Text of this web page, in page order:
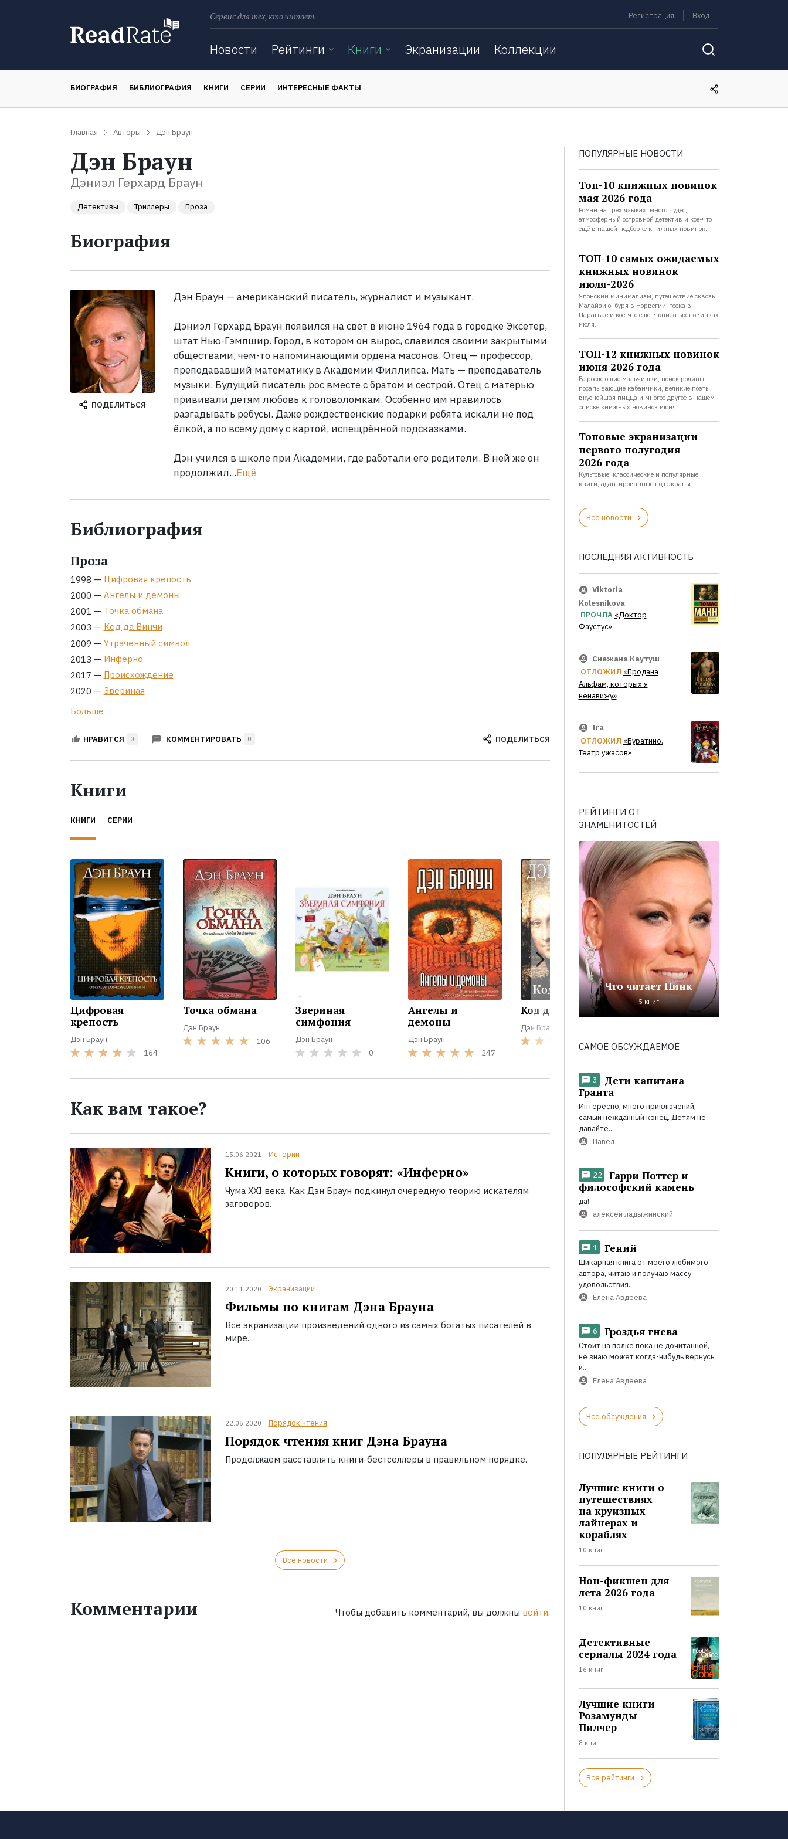
Сервис для тех, кто читает. Регистрация Вход
Новости Рейтинги Книги Экранизации Коллекции
БИОГРАФИЯ БИБЛИОГРАФИЯ КНИГИ СЕРИИ ИНТЕРЕСНЫЕ ФАКТЫ
Главная Авторы Дэн Браун
Дэн Браун
Дэниэл Герхард Браун
Детективы Триллеры Проза
Биография
ПОДЕЛИТЬСЯ
Дэн Браун — американский писатель, журналист и музыкант.
Дэниэл Герхард Браун появился на свет в июне 1964 года в городке Эксетер,
штат Нью-Гэмпшир. Город, в котором он вырос, славился своими закрытыми
обществами, чем-то напоминающими ордена масонов. Отец — профессор,
преподававший математику в Академии Филлипса. Мать — преподаватель
музыки. Будущий писатель рос вместе с братом и сестрой. Отец с матерью
прививали детям любовь к головоломкам. Особенно им нравилось
разгадывать ребусы. Даже рождественские подарки ребята искали не под
ёлкой, а по всему дому с картой, испещрённой подсказками.
Дэн учился в школе при Академии, где работали его родители. В ней же он
продолжил...Ещё
Библиография
Проза
1998 — Цифровая крепость
2000 — Ангелы и демоны
2001 — Точка обмана
2003 — Код да Винчи
2009 — Утраченный символ
2013 — Инферно
2017 — Происхождение
2020 — Звериная
Больше
НРАВИТСЯ 0 КОММЕНТИРОВАТЬ 0 ПОДЕЛИТЬСЯ
Книги
КНИГИ СЕРИИ
Цифровая
крепость
Дэн Браун
164
Точка обмана
Дэн Браун
106
Звериная
симфония
Дэн Браун
0
Ангелы и
демоны
Дэн Браун
247
Код да Винчи
Дэн Браун
567
Утраченный
Как вам такое?
15.06.2021 Истории
Книги, о которых говорят: «Инферно»
Чума XXI века. Как Дэн Браун подкинул очередную теорию искателям
заговоров.
20.11.2020 Экранизации
Фильмы по книгам Дэна Брауна
Все экранизации произведений одного из самых богатых писателей в
мире.
22.05.2020 Порядок чтения
Порядок чтения книг Дэна Брауна
Продолжаем расставлять книги-бестселлеры в правильном порядке.
Все новости
Комментарии Чтобы добавить комментарий, вы должны войти.
ПОПУЛЯРНЫЕ НОВОСТИ
Топ-10 книжных новинок
мая 2026 года
Роман на трёх языках, много чудес,
атмосферный островной детектив и кое-что
ещё в нашей подборке книжных новинок.
ТОП-10 самых ожидаемых
книжных новинок
июля-2026
Японский минимализм, путешествие сквозь
Малайзию, буря в Норвегии, тоска в
Парагвае и кое-что ещё в книжных новинках
июля.
ТОП-12 книжных новинок
июня 2026 года
Взрослеющие мальчишки, поиск родины,
посапывающие кабанчики, великие поэты,
вкуснейшая пицца и многое другое в нашем
списке книжных новинок июня.
Топовые экранизации
первого полугодия
2026 года
Культовые, классические и популярные
книги, адаптированные под экраны.
Все новости
ПОСЛЕДНЯЯ АКТИВНОСТЬ
Viktoria
Kolesnikova
ПРОЧЛА «Доктор
Фаустус»
Снежана Каутуш
ОТЛОЖИЛ «Продана
Альфам, которых я
ненавижу»
Ira
ОТЛОЖИЛ «Буратино.
Театр ужасов»
РЕЙТИНГИ ОТ
ЗНАМЕНИТОСТЕЙ
Что читает Пинк
5 книг
САМОЕ ОБСУЖДАЕМОЕ
3
Дети капитана
Гранта
Интересно, много приключений,
самый нежданный конец. Детям не
давайте...
Павел
22
Гарри Поттер и
философский камень
да!
алексей ладыжинский
1 Гений
Шикарная книга от моего любимого
автора, читаю и получаю массу
удовольствия...
Елена Авдеева
6 Гроздья гнева
Стоит на полке пока не дочитанной,
не знаю может когда-нибудь вернусь
и...
Елена Авдеева
Все обсуждения
ПОПУЛЯРНЫЕ РЕЙТИНГИ
Лучшие книги о
путешествиях
на круизных
лайнерах и
кораблях
10 книг
Нон-фикшен для
лета 2026 года
10 книг
Детективные
сериалы 2024 года
16 книг
Лучшие книги
Розамунды
Пилчер
8 книг
Все рейтинги